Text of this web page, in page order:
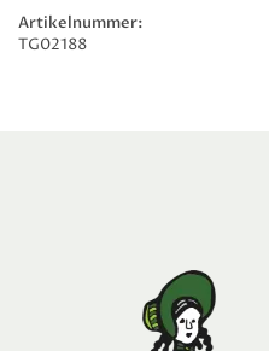
Artikelnummer:
TG02188